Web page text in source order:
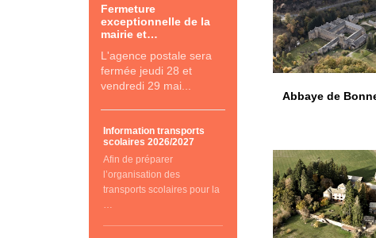
Abbaye de
Fermeture
exceptionnelle de la
mairie et…
L'agence postale sera
fermée jeudi 28 et
vendredi 29 mai...
Information transports
scolaires 2026/2027
Afin de préparer
l’organisation des
transports scolaires pour la
…